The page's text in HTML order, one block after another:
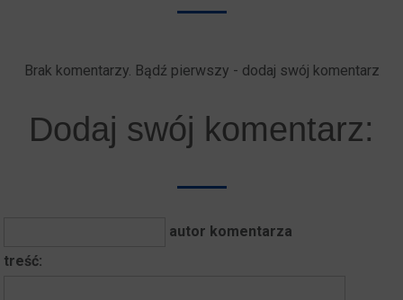
Brak komentarzy. Bądź pierwszy - dodaj swój komentarz
Dodaj swój komentarz:
autor komentarza
treść: